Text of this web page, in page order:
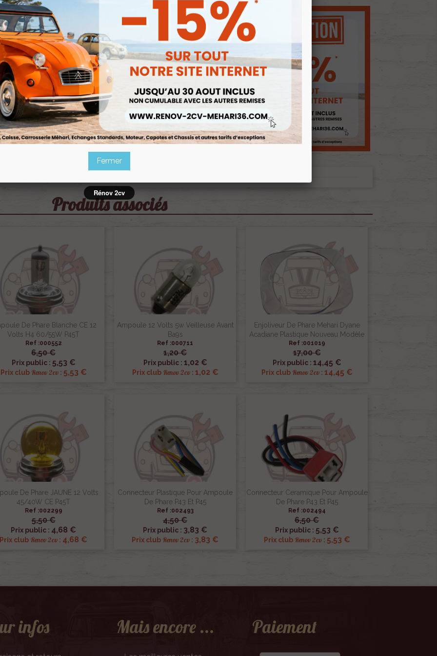
Produits associés
De Phare Blanche CE 12
Volts H4 60/55W P45T
Ref :000552
6,50 €
Prix public : 5,53 €
Prix club Renov 2cv: 5,53 €
 Aperçu rapide
Ampoule 12 Volts 5w Veilleuse Avant
Ba9s
Ref :000711
1,20 €
Prix public : 1,02 €
Prix club Renov 2cv: 1,02 €
 Aperçu rapide
Enjoliveur De Phare Mehari Dyane
Acadiane Plastique Nouveau Modèle
Ref :001019
17,00 €
Prix public : 14,45 €
Prix club Renov 2cv: 14,45 €
 Aperçu rapide
De Phare JAUNE 12 Volts
45/40W CE P45T
Ref :002299
5,50 €
Prix public : 4,68 €
Prix club Renov 2cv : 4,68 €
 Aperçu rapide
Connecteur Plastique Pour Ampoule
De Phare P43 Et P45
Ref :002493
4,50 €
Prix public : 3,83 €
Prix club Renov 2cv : 3,83 €
 Aperçu rapide
Connecteur Ceramique Pour Ampoule
De Phare P43 Et P45
Ref :002494
6,50 €
Prix public : 5,53 €
Prix club Renov 2cv: 5,53 €
 Aperçu rapide
infos Mais encore ... Paiement
Fermer
Rénov 2cv